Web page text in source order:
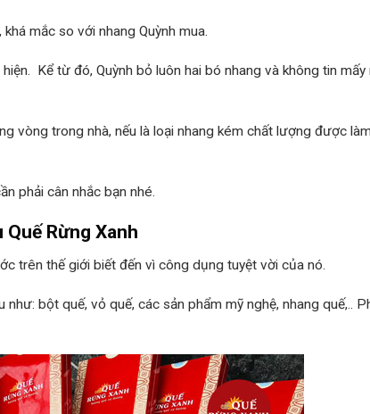
mắc so với nhang Quỳnh mua.
Kể từ đó, Quỳnh bỏ luôn hai bó nhang và không tin
vòng trong nhà, nếu là loại nhang kém chất lượng được
phải cân nhắc bạn nhé.
Rừng Xanh
trên thế giới biết đến vì công dụng tuyệt vời của nó.
bột quế, vỏ quế, các sản phẩm mỹ nghệ, nhang quế,..